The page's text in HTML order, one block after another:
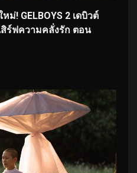
ม่! GELBOYS 2 เดบิวต์
ร์ฟความคลั่งรัก ตอน